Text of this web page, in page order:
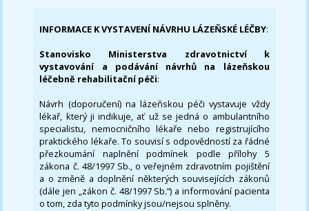
INFORMACE K VYSTAVENÍ NÁVRHU LÁZEŇSKÉ LÉČBY:
Stanovisko Ministerstva zdravotnictví k
vystavování a podávání návrhů na lázeňskou
léčebně rehabilitační péči:
Návrh (doporučení) na lázeňskou péči vystavuje vždy
lékař, který ji indikuje, ať už se jedná o ambulantního
specialistu, nemocničního lékaře nebo registrujícího
praktického lékaře. To souvisí s odpovědností za řádné
přezkoumání naplnění podmínek podle přílohy 5
zákona č. 48/1997 Sb., o veřejném zdravotním pojištění
a o změně a doplnění některých souvisejících zákonů
(dále jen „zákon č. 48/1997 Sb.“) a informování pacienta
o tom, zda tyto podmínky jsou/nejsou splněny.